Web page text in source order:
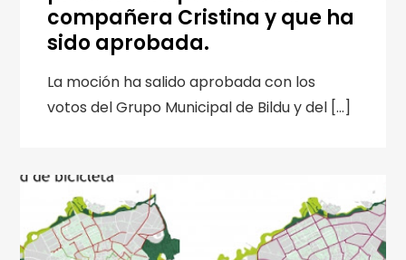
compañera Cristina y que ha
sido aprobada.
La moción ha salido aprobada con los
votos del Grupo Municipal de Bildu y del […]